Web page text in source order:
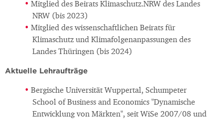
Mitglied des Beirats Klimaschutz.NRW des Landes
NRW (bis 2023)
Mitglied des wissenschaftlichen Beirats für
Klimaschutz und Klimafolgenanpassungen des
Landes Thüringen (bis 2024)
Aktuelle Lehraufträge
Bergische Universität Wuppertal, Schumpeter
School of Business and Economics "Dynamische
Entwicklung von Märkten", seit WiSe 2007/08 und